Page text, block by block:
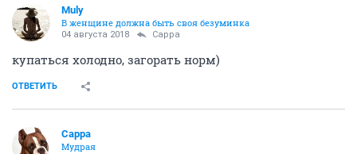
Muly
В женщине должна быть своя безyминка
04 августа 2018 Сарра
купаться холодно, загорать норм)
ОТВЕТИТЬ
Сарра
Мудрая